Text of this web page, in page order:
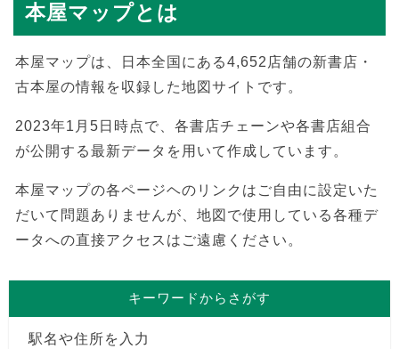
本屋マップとは
本屋マップは、日本全国にある4,652店舗の新書店・
古本屋の情報を収録した地図サイトです。
2023年1月5日時点で、各書店チェーンや各書店組合
が公開する最新データを用いて作成しています。
本屋マップの各ページヘのリンクはご自由に設定いた
だいて問題ありませんが、地図で使用している各種デ
ータへの直接アクセスはご遠慮ください。
キーワードからさがす
駅名や住所を入力